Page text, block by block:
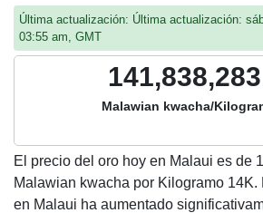
Última actualización: Última actualización:
03:55 am, GMT
Malawian kwacha/
El precio del oro hoy en Malaui es de
Malawian kwacha por Kilogramo 14K.
en Malaui ha aumentado